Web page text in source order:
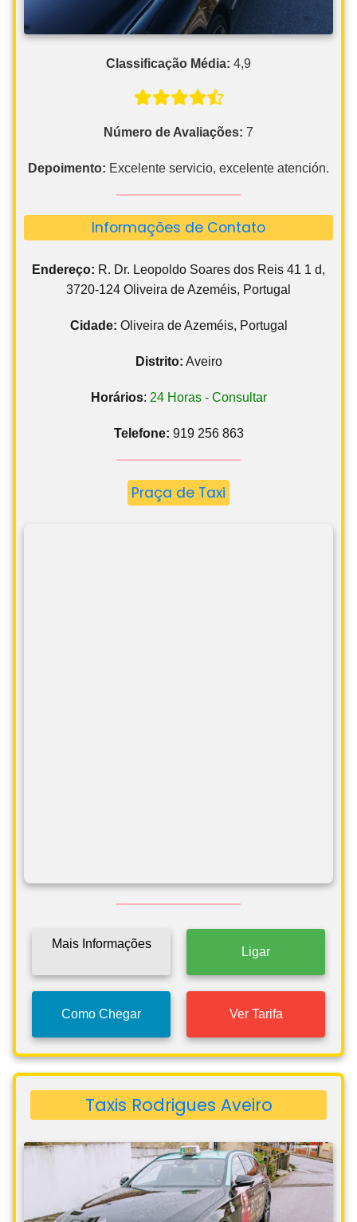
Classificação Média: 4,9
Número de Avaliações: 7
Depoimento: Excelente servicio, excelente atención.
Informações de Contato
Endereço: R. Dr. Leopoldo Soares dos Reis 41 1 d,
3720-124 Oliveira de Azeméis, Portugal
Cidade: Oliveira de Azeméis, Portugal
Distrito: Aveiro
Horários: 24 Horas - Consultar
Telefone: 919 256 863
Praça de Taxi
Mais Informações
Ligar
Como Chegar Ver Tarifa
Taxis Rodrigues Aveiro